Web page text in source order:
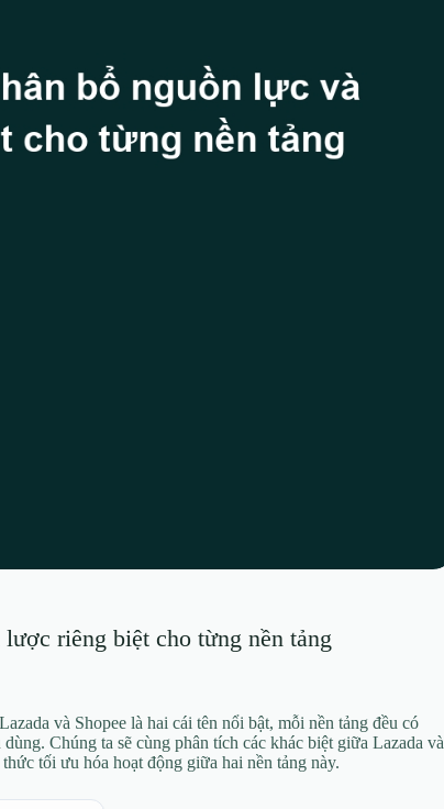
riêng biệt cho từng nền tảng
và Shopee là hai cái tên nổi bật, mỗi nền tảng đều có
Chúng ta sẽ cùng phân tích các khác biệt giữa Lazada và
tối ưu hóa hoạt động giữa hai nền tảng này.